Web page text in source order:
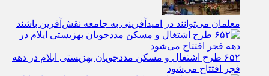
معلمان می‌توانند در امیدآفرینی به جامعه نقش‌آفرین باشند
۶۵۲ طرح اشتغال و مسکن مددجویان بهزیستی ایلام در دهه
فجر افتتاح می‌شود